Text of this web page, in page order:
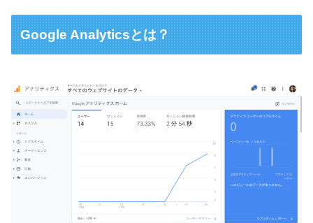
Google Analyticsとは？